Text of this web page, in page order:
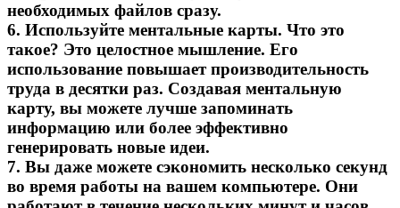
необходимых файлов сразу.
6. Используйте ментальные карты. Что это
такое? Это целостное мышление. Его
использование повышает производительность
труда в десятки раз. Создавая ментальную
карту, вы можете лучше запоминать
информацию или более эффективно
генерировать новые идеи.
7. Вы даже можете сэкономить несколько секунд
во время работы на вашем компьютере. Они